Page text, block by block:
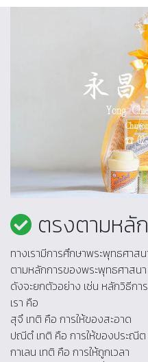
ตรงตามหลั
ทางเรามีการศึกษาพระพุทธศาส
ตามหลักการของพระพุทธศาสนา
ดังจะยกตัวอย่าง เช่น หลักวิธีกา
เรา คือ
สุจึ เทติ คือ การให้ของสะอาด
ปณีตํ เทติ คือ การให้ของประณีต
กาเลน เทติ คือ การให้ถูกเวลา